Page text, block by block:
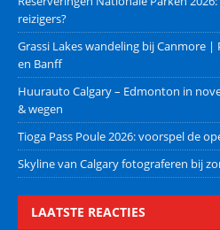
reizigers?
Grassi Lakes wandeling bij Canmore
en Banff
Huurauto Calgary – Edmonton in
& wegen
Tioga Pass Poule 2026: voorspel de
Skyline van Calgary fotograferen bij
LAATSTE REACTIES